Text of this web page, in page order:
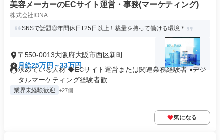
美容メーカーのECサイト運営・事務(マーケティング)
株式会社IONA
SNSで話題◎年間休日125日以上！裁量を持って働ける環境＊
〒550-0013大阪府大阪市西区新町
月給25万円～33万円
求めている人材 ◆ECサイト運営または関連業務経験者 ♦デジ
タルマーケティング経験者歓...
業界未経験歓迎 +27個
気になる